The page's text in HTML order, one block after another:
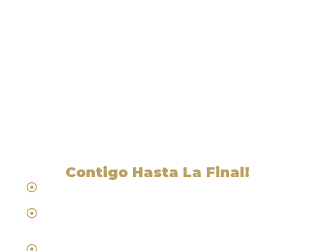
Contigo Hasta La Final!